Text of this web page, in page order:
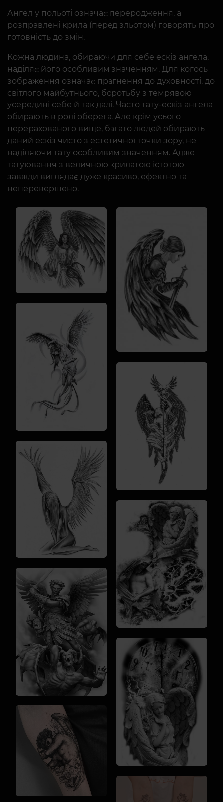
Ангел у польоті означає переродження, а
розправлені крила (перед зльотом) говорять про
готовність до змін.
Кожна людина, обираючи для себе ескіз ангела,
наділяє його особливим значенням. Для когось
зображення означає прагнення до духовності, до
світлого майбутнього, боротьбу з темрявою
усередині себе й так далі. Часто тату-ескіз ангела
обирають в ролі оберега. Але крім усього
перерахованого вище, багато людей обирають
даний ескіз чисто з естетичної точки зору, не
наділяючи тату особливим значенням. Адже
татуювання з величною крилатою істотою
завжди виглядає дуже красиво, ефектно та
неперевершено.